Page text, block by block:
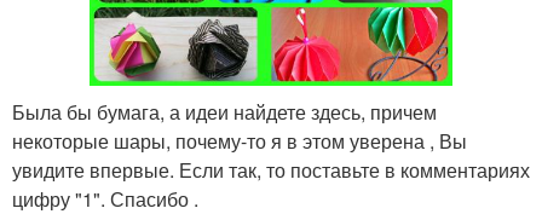
Была бы бумага, а идеи найдете здесь, причем
некоторые шары, почему-то я в этом уверена , Вы
увидите впервые. Если так, то поставьте в комментариях
цифру "1". Спасибо .